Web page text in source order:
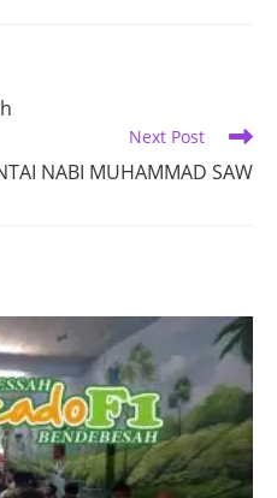
Next Post
NABI MUHAMMAD SAW